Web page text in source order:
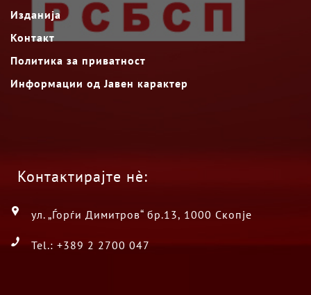
Изданија
Контакт
Политика за приватност
Информации од Јавен карактер
Контактирајте нè:
ул. „Ѓорѓи Димитров“ бр.13, 1000 Скопје
Tel.: +389 2 2700 047